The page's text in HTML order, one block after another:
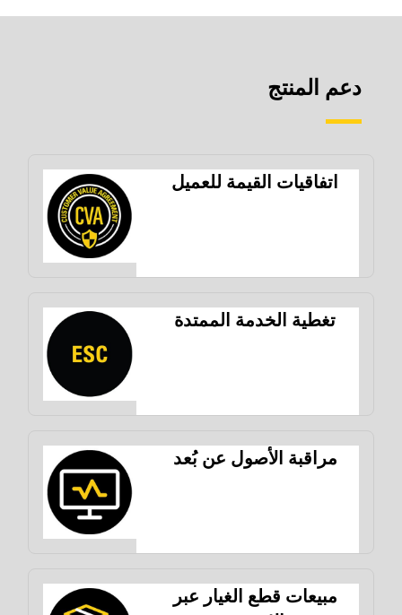
دعم المنتج
اتفاقيات القيمة للعميل
تغطية الخدمة الممتدة
مراقبة الأصول عن بُعد
مبيعات قطع الغيار عبر